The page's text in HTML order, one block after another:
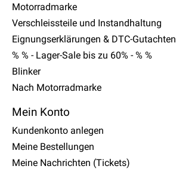
Motorradmarke
Verschleissteile und Instandhaltung
Eignungserklärungen & DTC-Gutachten
% % - Lager-Sale bis zu 60% - % %
Blinker
Nach Motorradmarke
Mein Konto
Kundenkonto anlegen
Meine Bestellungen
Meine Nachrichten (Tickets)